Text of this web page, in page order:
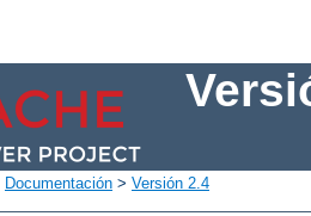
Documentación > Versión 2.4